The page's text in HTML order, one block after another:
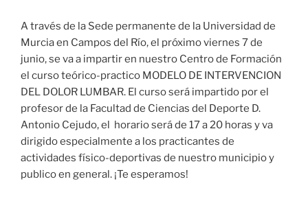
A través de la Sede permanente de la Universidad de
Murcia en Campos del Río, el próximo viernes 7 de
junio, se va a impartir en nuestro Centro de Formación
el curso teórico-practico MODELO DE INTERVENCION
DEL DOLOR LUMBAR. El curso será impartido por el
profesor de la Facultad de Ciencias del Deporte D.
Antonio Cejudo, el horario será de 17 a 20 horas y va
dirigido especialmente a los practicantes de
actividades físico-deportivas de nuestro municipio y
publico en general. ¡Te esperamos!